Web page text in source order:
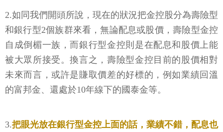
2.如同我們開頭所說，現在的狀況把金控股分為壽險型
和銀行型2個族群來看，無論配息或股價，壽險型金控
自成倒楣一族，而銀行型金控則是在配息和股價上能
被大眾所接受。換言之，壽險型金控目前的股價相對
未來而言，或許是賺取價差的好標的，例如業績回溫
的富邦金、還處於10年線下的國泰金等。
3.把眼光放在銀行型金控上面的話，業績不錯，配息也